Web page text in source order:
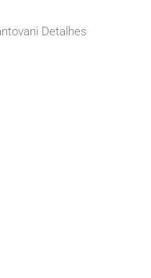
Detalhes